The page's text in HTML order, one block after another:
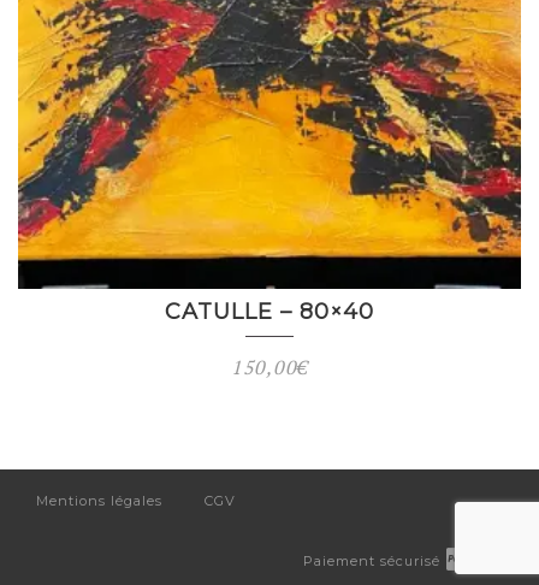
CATULLE – 80×40
150,00€
Mentions légales CGV
Paiement sécurisé